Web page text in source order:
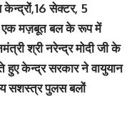
केन्द्रों,16 सेक्टर, 5
एक मज़बूत बल के रूप में
श्री नरेन्द्र मोदी जी के
हुए केन्द्र सरकार ने वायुयान
सशस्त्र पुलस बलों